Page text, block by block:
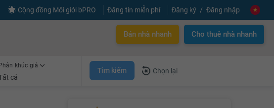
Cộng đồng Môi giới bPRO Đăng tin miễn phí Đăng ký Đăng nhập
Bán nhà nhanh Cho thuê nhà nhanh
khúc giá
cả
Tìm kiếm Chọn lại